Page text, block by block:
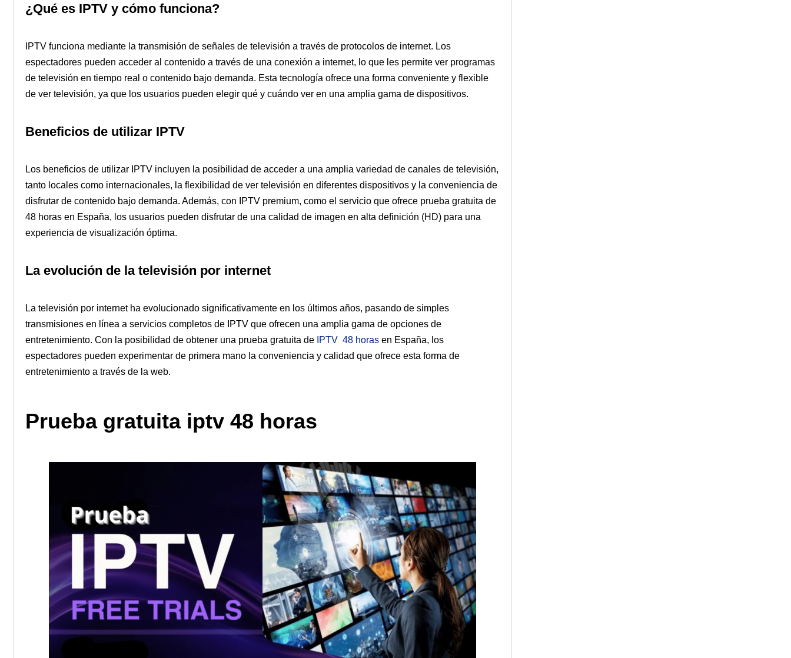
¿Qué es IPTV y cómo funciona?
IPTV funciona mediante la transmisión de señales de televisión a través de protocolos de internet. Los
espectadores pueden acceder al contenido a través de una conexión a internet, lo que les permite ver programas
de televisión en tiempo real o contenido bajo demanda. Esta tecnología ofrece una forma conveniente y flexible
de ver televisión, ya que los usuarios pueden elegir qué y cuándo ver en una amplia gama de dispositivos.
Beneficios de utilizar IPTV
Los beneficios de utilizar IPTV incluyen la posibilidad de acceder a una amplia variedad de canales de televisión,
tanto locales como internacionales, la flexibilidad de ver televisión en diferentes dispositivos y la conveniencia de
disfrutar de contenido bajo demanda. Además, con IPTV premium, como el servicio que ofrece prueba gratuita de
48 horas en España, los usuarios pueden disfrutar de una calidad de imagen en alta definición (HD) para una
experiencia de visualización óptima.
La evolución de la televisión por internet
La televisión por internet ha evolucionado significativamente en los últimos años, pasando de simples
transmisiones en línea a servicios completos de IPTV que ofrecen una amplia gama de opciones de
entretenimiento. Con la posibilidad de obtener una prueba gratuita de IPTV 48 horas en España, los
espectadores pueden experimentar de primera mano la conveniencia y calidad que ofrece esta forma de
entretenimiento a través de la web.
Prueba gratuita iptv 48 horas